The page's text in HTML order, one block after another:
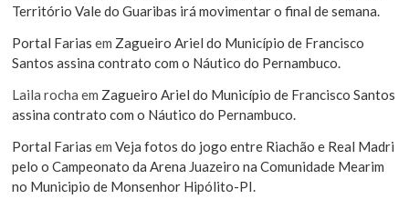
Território Vale do Guaribas irá movimentar o final de semana.
Portal Farias em Zagueiro Ariel do Município de Francisco
Santos assina contrato com o Náutico do Pernambuco.
Laila rocha em Zagueiro Ariel do Município de Francisco Santos
assina contrato com o Náutico do Pernambuco.
Portal Farias emVeja fotos do jogo entre Riachão e Real Madri
pelo o Campeonato da Arena Juazeiro na Comunidade Mearim
no Municipio de Monsenhor Hipólito-PI.